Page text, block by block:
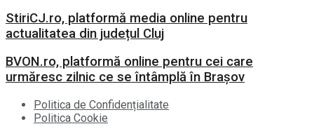
StiriCJ.ro, platformă media online pentru
actualitatea din județul Cluj
BVON.ro, platformă online pentru cei care
urmăresc zilnic ce se întâmplă în Brașov
Politica de Confidențialitate
Politica Cookie